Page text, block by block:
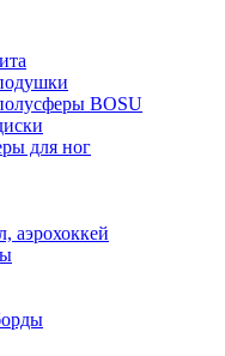
BOSU
для ног
аэрохоккей